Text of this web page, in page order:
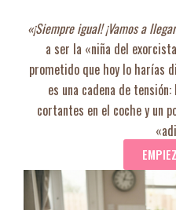
«¡Siempre igual! ¡Vamos a
a ser la «niña del
prometido que hoy lo harías
es una cadena de
cortantes en el coche y un